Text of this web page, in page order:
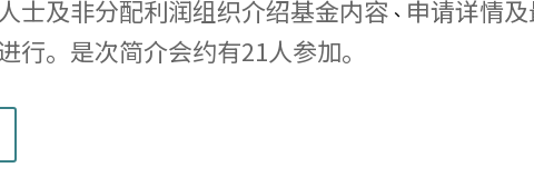
士及非分配利润组织介绍基金内容、 申请详情
行。是次简介会约有21人参加。